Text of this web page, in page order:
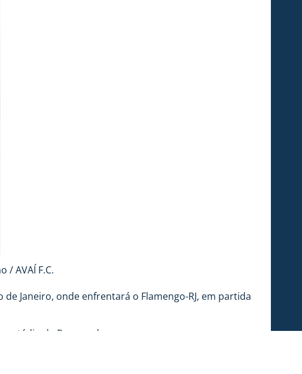
/ AVAÍ F.C.
Janeiro, onde enfrentará o Flamengo-RJ, em partida
da Ressacada.